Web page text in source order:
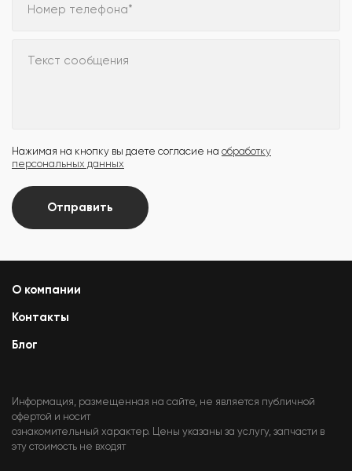
Номер телефона*
Текст сообщения
Нажимая на кнопку вы даете согласие на обработку
персональных данных
Отправить
О компании
Контакты
Блог
Информация, размещенная на сайте, не является публичной
офертой и носит
ознакомительный характер. Цены указаны за услугу, запчасти в
эту стоимость не входят